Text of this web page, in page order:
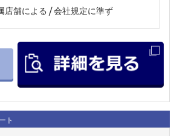
店舗による / 会社規定に準ず
ト